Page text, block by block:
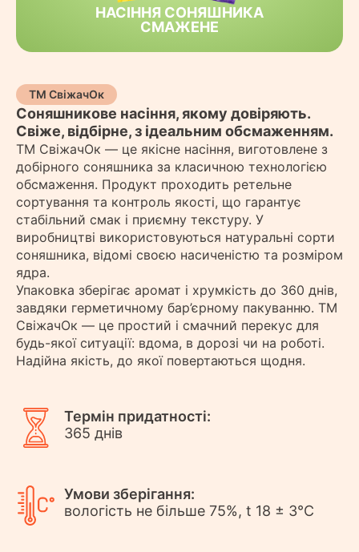
НАСІННЯ СОНЯШНИКА
СМАЖЕНЕ
ТМ СвіжачОк
Соняшникове насіння, якому довіряють.
Свіже, відбірне, з ідеальним обсмаженням.
ТМ СвіжачОк — це якісне насіння, виготовлене з
добірного соняшника за класичною технологією
обсмаження. Продукт проходить ретельне
сортування та контроль якості, що гарантує
стабільний смак і приємну текстуру. У
виробництві використовуються натуральні сорти
соняшника, відомі своєю насиченістю та розміром
ядра.
Упаковка зберігає аромат і хрумкість до 360 днів,
завдяки герметичному бар’єрному пакуванню. ТМ
СвіжачОк — це простий і смачний перекус для
будь-якої ситуації: вдома, в дорозі чи на роботі.
Надійна якість, до якої повертаються щодня.
Термін придатності:
365 днів
Умови зберігання:
вологість не більше 75%, t 18 ± 3°С